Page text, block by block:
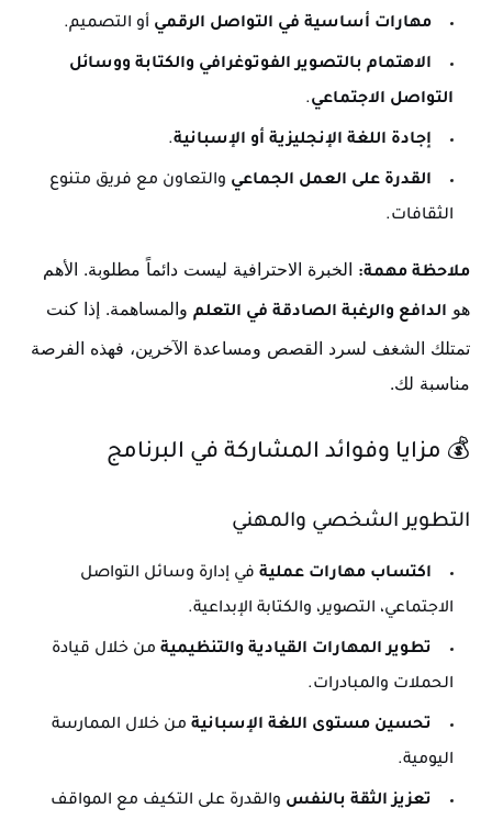
مهارات أساسية في التواصل الرقمي أو التصميم.
الاهتمام بالتصوير الفوتوغرافي والكتابة ووسائل
التواصل الاجتماعي.
إجادة اللغة الإنجليزية أو الإسبانية.
القدرة على العمل الجماعي والتعاون مع فريق متنوع
الثقافات.
ملاحظة مهمة: الخبرة الاحترافية ليست دائماً مطلوبة. الأهم
هو الدافع والرغبة الصادقة في التعلم والمساهمة. إذا كنت
تمتلك الشغف لسرد القصص ومساعدة الآخرين، فهذه الفرصة
مناسبة لك.
💰 مزايا وفوائد المشاركة في البرنامج
التطوير الشخصي والمهني
اكتساب مهارات عملية في إدارة وسائل التواصل
الاجتماعي، التصوير، والكتابة الإبداعية.
تطوير المهارات القيادية والتنظيمية من خلال قيادة
الحملات والمبادرات.
تحسين مستوى اللغة الإسبانية من خلال الممارسة
اليومية.
تعزيز الثقة بالنفس والقدرة على التكيف مع المواقف